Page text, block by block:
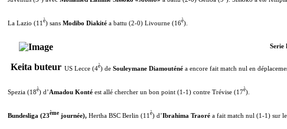
La Lazio (11 è) sans Modibo Diakité a battu (2-0) Livourne (16è).
Keita buteur
Serie
US Lecce (4è) de Souleymane Diamouténé a encore fait match nul en
Spezia (18è) d’Amadou Konté est allé chercher un bon point (1-1) contre Trévise (17è).
Bundesliga (23ème journée), Hertha BSC Berlin (11 è) d’Ibrahima Traoré a fait match nul (1-1) sur